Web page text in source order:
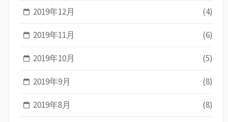
2019年12月 (4)
2019年11月 (6)
2019年10月 (5)
2019年9月 (8)
2019年8月 (8)